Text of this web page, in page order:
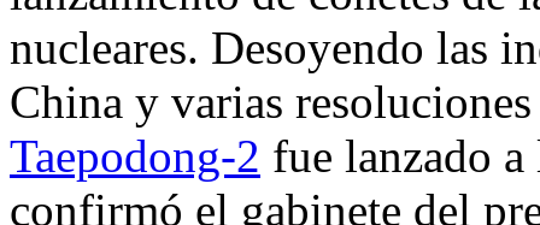
nucleares. Desoyendo las
China y varias
Taepodong-2 fue lanzado
confirmó el gabinete del